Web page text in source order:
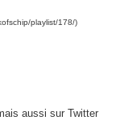
playlist/178/)
aussi sur Twitter